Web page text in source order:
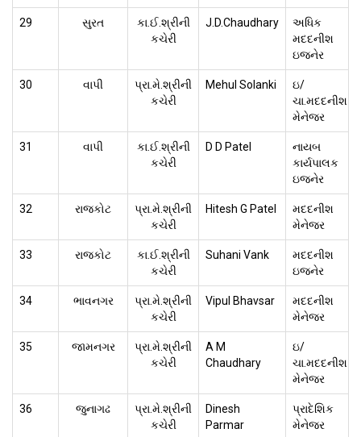
29 સુરત
કા.ઈ.શ્રીની
કચેરી
J.D.Chaudhary
અધિક
મદદનીશ
ઇજનેર
30 વાપી
પ્રા.મે.શ્રીની
કચેરી
Mehul Solanki
ઇ/
ચા.મદદનીશ
મેનેજર
31 વાપી
કા.ઈ.શ્રીની
કચેરી
D D Patel
નાયબ
કાર્યપાલક
ઇજનેર
32 રાજકોટ
પ્રા.મે.શ્રીની
કચેરી
Hitesh G Patel
મદદનીશ
મેનેજર
33 રાજકોટ
કા.ઈ.શ્રીની
કચેરી
Suhani Vank
મદદનીશ
ઇજનેર
34 ભાવનગર
પ્રા.મે.શ્રીની
કચેરી
Vipul Bhavsar
મદદનીશ
મેનેજર
35 જામનગર
પ્રા.મે.શ્રીની
કચેરી
A M
Chaudhary
ઇ/
ચા.મદદનીશ
મેનેજર
36 જુનાગઢ
પ્રા.મે.શ્રીની
કચેરી
Dinesh
Parmar
પ્રાદેશિક
મેનેજર